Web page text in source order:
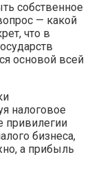
собственное
— какой
что в
основой всей
налоговое
привилегии
бизнеса,
а прибыль